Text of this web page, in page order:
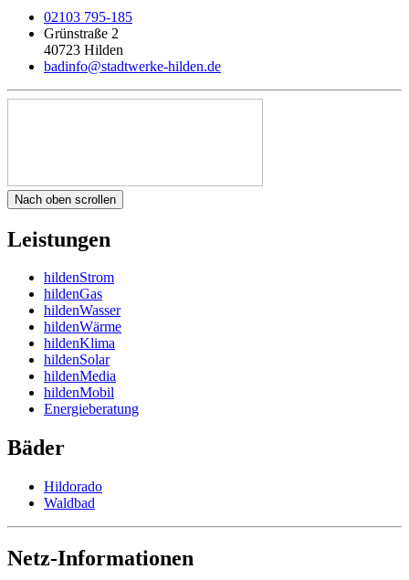
02103 795-185
Grünstraße 2
40723 Hilden
badinfo@stadtwerke-hilden.de
Nach oben scrollen
Leistungen
hildenStrom
hildenGas
hildenWasser
hildenWärme
hildenKlima
hildenSolar
hildenMedia
hildenMobil
Energieberatung
Bäder
Hildorado
Waldbad
Netz-Informationen